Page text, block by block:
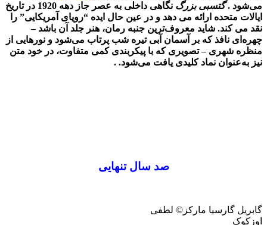
می‌شود .گتسبی بزرگ
نگاهی داخلی به عصر جاز دهه 1920 در تاریخ
ایالات متحده ارائه می دهد و در عین حال ایده “رویای آمریکایی” را
نقد می کند. شاید معروف‌ترین جنبه رمان، هنر جلد آن باشد –
چهره‌ای نافذ که بر آسمان آبی تیره شب پرتاب می‌شود و نورهایی از
منظره شهری – تصویری که با پیکربندی کمی متفاوت، در خود متن
نیز به‌عنوان نماد کلیدی یافت می‌شود. .
صد سال تنهایی
گابریل گارسیا مارکز© لطفی
اوزکوک